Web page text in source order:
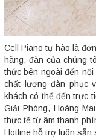
Cell Piano tự hào là
hãng, đàn của chúng
thức bên ngoài đến
chất lượng đàn phục
khách có thể đến trực
Giải Phóng, Hoàng
thực tế từ âm thanh
Hotline hỗ trợ luôn sẵn